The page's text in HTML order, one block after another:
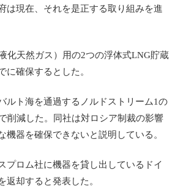
は現在、それを是正する取り組みを進
化天然ガス）用の2つの浮体式LNG貯蔵
に確保するとした。
ルト海を通過するノルドストリーム1の
削減した。同社は対ロシア制裁の影響
機器を確保できないと説明している。
プロム社に機器を貸し出しているドイ
返却すると発表した。